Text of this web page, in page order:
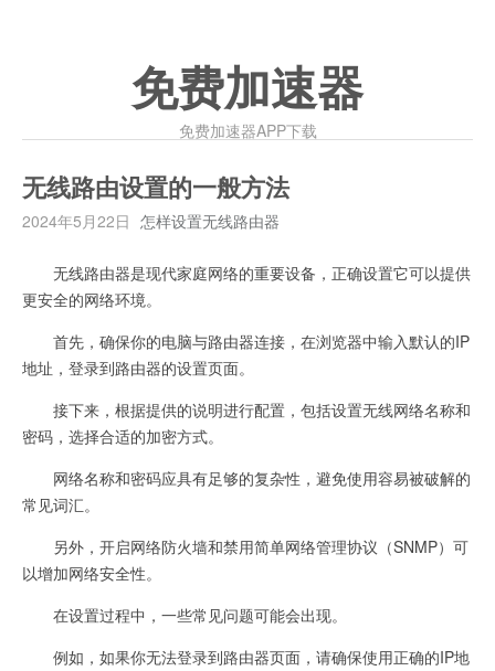
免费加速器
免费加速器APP下载
无线路由设置的一般方法
2024年5月22日 怎样设置无线路由器
无线路由器是现代家庭网络的重要设备，正确设置它可以提供
更安全的网络环境。
首先，确保你的电脑与路由器连接，在浏览器中输入默认的IP
地址，登录到路由器的设置页面。
接下来，根据提供的说明进行配置，包括设置无线网络名称和
密码，选择合适的加密方式。
网络名称和密码应具有足够的复杂性，避免使用容易被破解的
常见词汇。
另外，开启网络防火墙和禁用简单网络管理协议（SNMP）可
以增加网络安全性。
在设置过程中，一些常见问题可能会出现。
例如，如果你无法登录到路由器页面，请确保使用正确的IP地